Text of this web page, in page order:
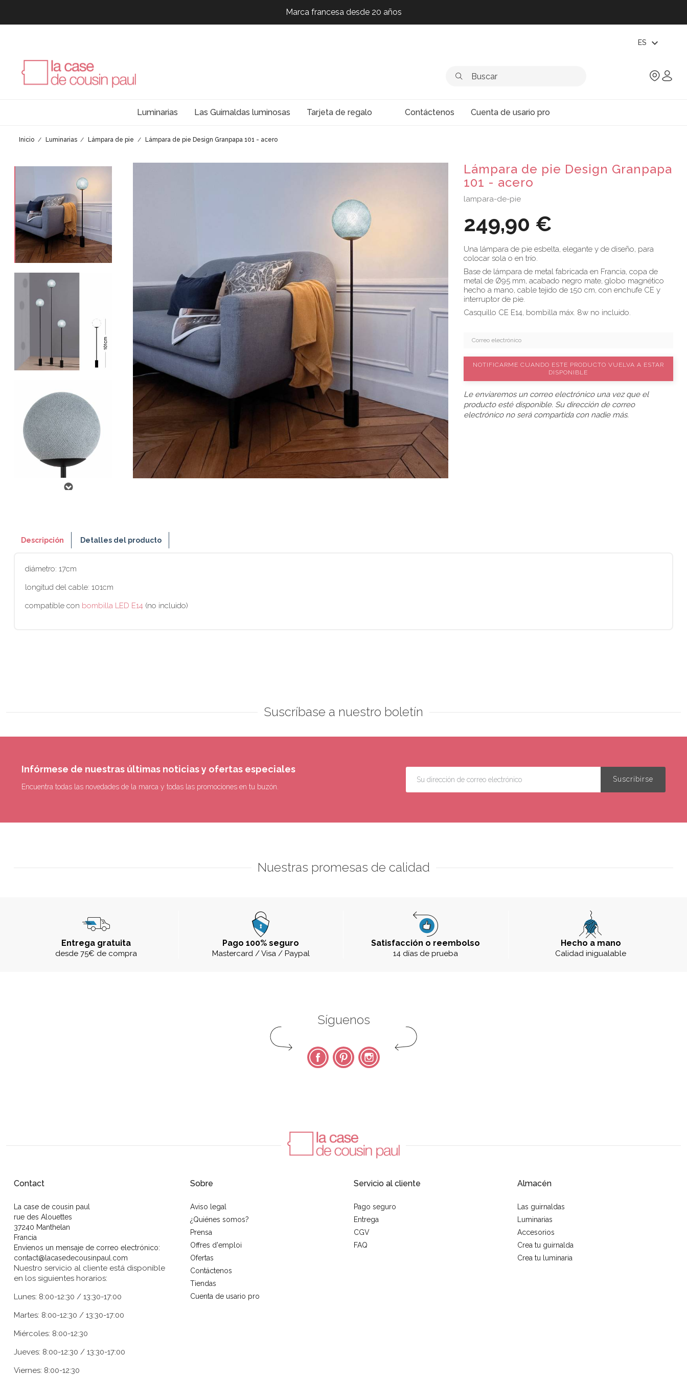
Marca francesa desde 20 años
Marca francesa desde 20 años
ES expand_more
Luminarias Las Guirnaldas luminosas Tarjeta de regalo Contáctenos Cuenta de usario pro
Inicio Luminarias Lámpara de pie Lámpara de pie Design Granpapa 101 - acero
Lámpara de pie Design Granpapa
101 - acero
lampara-de-pie
249,90 €
Una lámpara de pie esbelta, elegante y de diseño, para
colocar sola o en trío.
Base de lámpara de metal fabricada en Francia, copa de
metal de Ø95 mm, acabado negro mate, globo magnético
hecho a mano, cable tejido de 150 cm, con enchufe CE y
interruptor de pie.
Casquillo CE E14, bombilla máx. 8w no incluido.
NOTIFICARME CUANDO ESTE PRODUCTO VUELVA A ESTAR
DISPONIBLE
Le enviaremos un correo electrónico una vez que el
producto esté disponible. Su dirección de correo
electrónico no será compartida con nadie más.
Descripción Detalles del producto
diámetro: 17cm
longitud del cable: 101cm
compatible con bombilla LED E14 (no incluido)
Suscríbase a nuestro boletín
Infórmese de nuestras últimas noticias y ofertas especiales
Encuentra todas las novedades de la marca y todas las promociones en tu buzón.
Nuestras promesas de calidad
Entrega gratuita
desde 75€ de compra
Pago 100% seguro
Mastercard / Visa / Paypal
Satisfacción o reembolso
14 días de prueba
Hecho a mano
Calidad inigualable
Síguenos
FacebookPinterest Instagram
Contact
La case de cousin paul
rue des Alouettes
37240 Manthelan
Francia
Envíenos un mensaje de correo electrónico:
contact@lacasedecousinpaul.com
Nuestro servicio al cliente está disponible
en los siguientes horarios:
Lunes: 8:00-12:30 / 13:30-17:00
Martes: 8:00-12:30 / 13:30-17:00
Miércoles: 8:00-12:30
Jueves: 8:00-12:30 / 13:30-17:00
Viernes: 8:00-12:30
Sobre
Aviso legal
¿Quiénes somos?
Prensa
Offres d'emploi
Ofertas
Contáctenos
Tiendas
Cuenta de usario pro
Servicio al cliente
Pago seguro
Entrega
CGV
FAQ
Almacén
Las guirnaldas
Luminarias
Accesorios
Crea tu guirnalda
Crea tu luminaria